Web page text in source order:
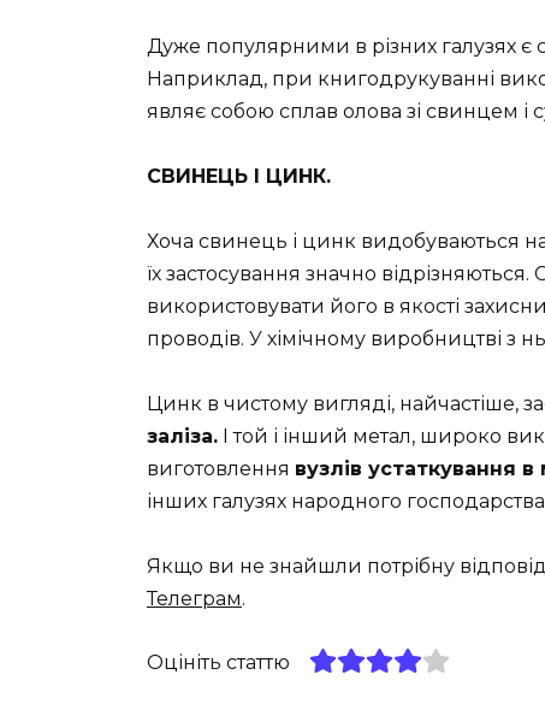
Дуже популярними в різних галузях є
Наприклад, при книгодрукуванні
являє собою сплав олова зі свинцем і
СВИНЕЦЬ І ЦИНК.
Хоча свинець і цинк видобуваються
їх застосування значно
використовувати його в якості
проводів. У хімічному виробництві з
Цинк в чистому вигляді, найчастіше,
заліза. І той і інший метал, широко
виготовлення вузлів устаткування
інших галузях народного
Якщо ви не знайшли потрібну
Телеграм.
Оцініть статтю